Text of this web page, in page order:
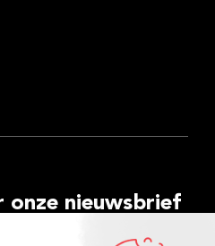
onze nieuwsbrief